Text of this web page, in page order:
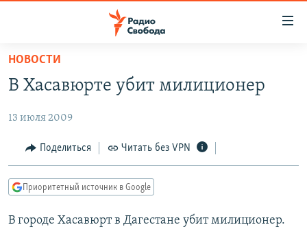
упрощенного
доступа
содержанию
Вернутся
навигации
АВТОРСКИЕ ПРОЕКТЫ
ЦИТАТЫ СВОБОДЫ
КУЛЬТУРА
IDEL.РЕАЛИИ
НОВОСТИ
В Хасавюрте убит милиционер
13 июля 2009
Поделиться Читать без VPN
Приоритетный источник в Google
В городе Хасавюрт в Дагестане убит милиционер.